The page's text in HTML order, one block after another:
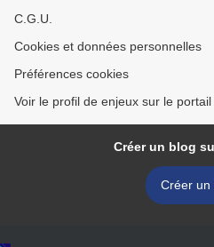
C.G.U.
Cookies et données personnelles
Préférences cookies
Voir le profil de enjeux sur le
Créer un blog
Créer un